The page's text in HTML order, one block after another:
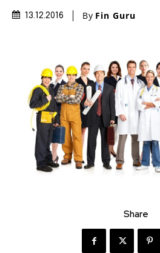
13.12.2016 By Fin Guru
Share